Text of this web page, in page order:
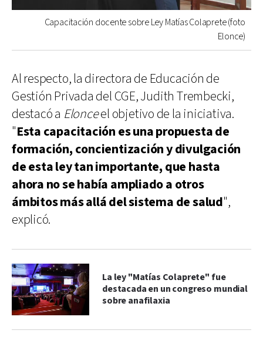
Capacitación docente sobre Ley Matías Colaprete (foto
Elonce)
Al respecto, la directora de Educación de
Gestión Privada del CGE, Judith Trembecki,
destacó a Elonceel objetivo de la iniciativa.
"Esta capacitación es una propuesta de
formación, concientización y divulgación
de esta ley tan importante, que hasta
ahora no se había ampliado a otros
ámbitos más allá del sistema de salud",
explicó.
La ley "Matías Colaprete" fue
destacada en un congreso mundial
sobre anafilaxia